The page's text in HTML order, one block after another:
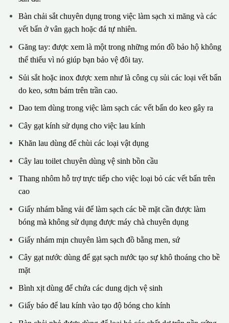
Bàn chải sắt chuyên dụng trong việc làm sạch xi măng và các
vết bẩn ở vân gạch hoặc đá tự nhiên.
Găng tay: được xem là một trong những món đồ bảo hộ không
thể thiếu vì nó giúp bạn bảo vệ đôi tay.
Sủi sắt hoặc inox được xem như là công cụ sủi các loại vết bẩn
do keo, sơm bám trên trần cao.
Dao tem dùng trong việc làm sạch các vết bẩn do keo gây ra
Cây gạt kính sử dụng cho việc lau kính
Khăn lau dùng để chùi các loại vật dụng
Cây lau toilet chuyên dùng vệ sinh bồn cầu
Thang nhôm hỗ trợ trực tiếp cho việc loại bỏ các vết bẩn trên
cao
Giấy nhám bằng vải để làm sạch các bề mặt cần được làm
bóng mà không sử dụng được máy chà chuyên dụng
Giấy nhám mịn chuyên làm sạch đồ bằng men, sứ
Cây gạt nước dùng để gạt sạch nước tạo sự khô thoáng cho bề
mặt
Bình xịt dùng để chứa các dung dịch vệ sinh
Giấy báo để lau kính vào tạo độ bóng cho kính